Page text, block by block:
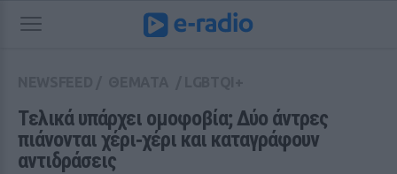
Tελικά υπάρχει ομοφοβία; Δύο άντρες
πιάνονται χέρι‑χέρι και καταγράφουν
αντιδράσεις